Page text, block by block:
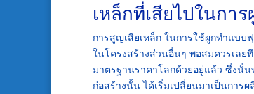
เหล็กที่เสียไปในกา
การสูญเสียเหล็ก ในการใช้ผูกทำแบ
ในโครงสร้างส่วนอื่นๆ พอสมควรเลย
มาตรฐานราคาโลกด้วยอยู่แล้ว ซึ่งนั่
ก่อสร้างนั้น ได้เริ่มเปลี่ยนมาเป็นการ